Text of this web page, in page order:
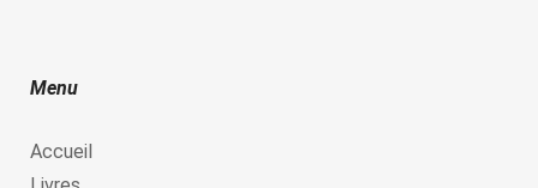
Menu
Accueil